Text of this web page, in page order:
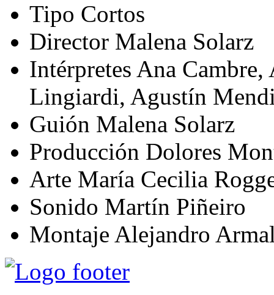
Tipo Cortos
Director Malena Solarz
Intérpretes Ana Cambre,
Lingiardi, Agustín
Guión Malena Solarz
Producción Dolores
Arte María Cecilia
Sonido Martín Piñeiro
Montaje Alejandro